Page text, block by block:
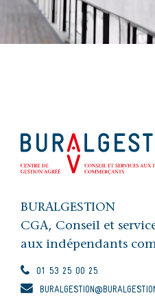
BURALGESTION
CGA, Conseil et
aux indépendants
01 53 25 00 25